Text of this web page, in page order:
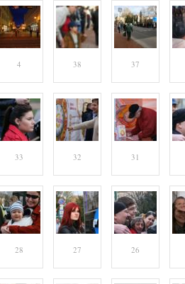
4 38 37
33 32 31
28 27 26